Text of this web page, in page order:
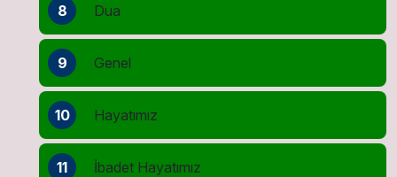
8 Dua
9 Genel
10 Hayatımız
11 İbadet Hayatımız